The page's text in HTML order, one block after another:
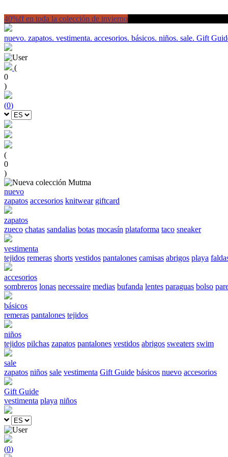
40%ff en toda la colección de invierno
nuevo. zapatos. vestimenta. accesorios. básicos. niños. sale. Gift
(
0
)
(0)
(
0
)
nuevo
zapatos accesorios knitwear giftcard
zapatos
zueco chatas sandalias botas mocasín plataforma taco sneaker
vestimenta
tejidos remeras shorts vestidos pantalones camisas abrigos playa
accesorios
sombreros lonas necessaire medias bufanda lentes paraguas bolso
básicos
remeras pantalones tejidos
niños
tejidos pilchas zapatos pantalones vestidos abrigos sweaters swim
sale
zapatos niños sale vestimenta Gift Guide básicos nuevo accesorios
Gift Guide
vestimenta playa niños
(0)